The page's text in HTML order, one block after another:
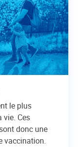
le plus
vie. Ces
donc une
vaccination.